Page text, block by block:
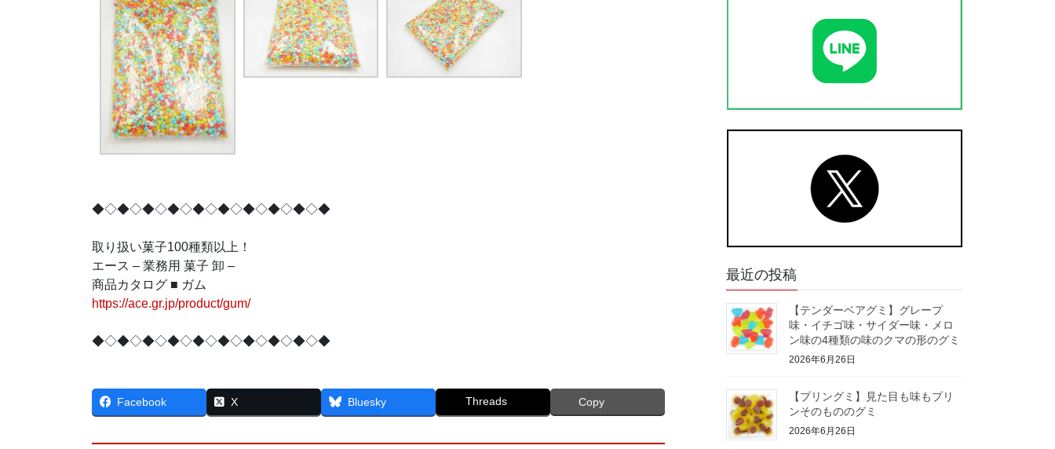
◆◇◆◇◆◇◆◇◆◇◆◇◆◇◆◇◆◇◆
取り扱い菓子100種類以上！
エース – 業務用 菓子 卸 –
商品カタログ ■ ガム
https://ace.gr.jp/product/gum/
◆◇◆◇◆◇◆◇◆◇◆◇◆◇◆◇◆◇◆
Facebook X Bluesky Threads Copy
最近の投稿
【テンダーベアグミ】グレープ
味・イチゴ味・サイダー味・メロ
ン味の4種類の味のクマの形のグミ
2026年6月26日
【プリングミ】見た目も味もプリ
ンそのもののグミ
2026年6月26日